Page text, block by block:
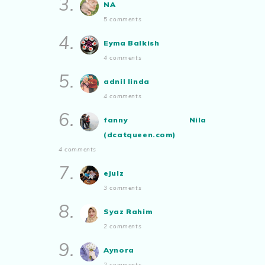
Nafkah Anak: Tanggungjawab
Yang Tidak Pernah Terputus
NA
5 comments
4. Eyma Balkish
4 comments
5. adnil linda
4 comments
6.
fanny Nila
(dcatqueen.com)
4 comments
7. ejulz
3 comments
8. Syaz Rahim
2 comments
9. Aynora